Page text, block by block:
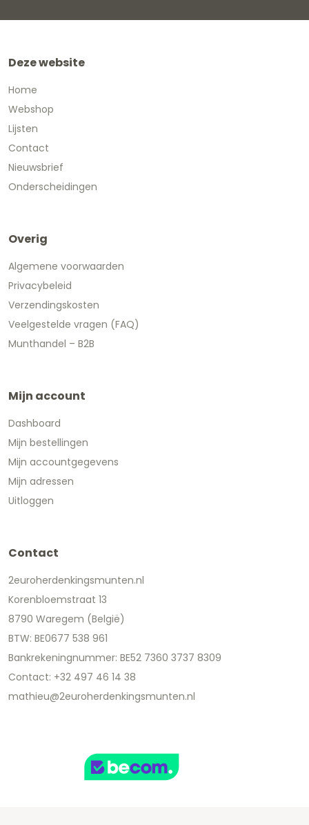
Deze website
Home
Webshop
Lijsten
Contact
Nieuwsbrief
Onderscheidingen
Overig
Algemene voorwaarden
Privacybeleid
Verzendingskosten
Veelgestelde vragen (FAQ)
Munthandel – B2B
Mijn account
Dashboard
Mijn bestellingen
Mijn accountgegevens
Mijn adressen
Uitloggen
Contact
2euroherdenkingsmunten.nl
Korenbloemstraat 13
8790 Waregem (België)
BTW: BE0677 538 961
Bankrekeningnummer: BE52 7360 3737 8309
Contact: +32 497 46 14 38
mathieu@2euroherdenkingsmunten.nl